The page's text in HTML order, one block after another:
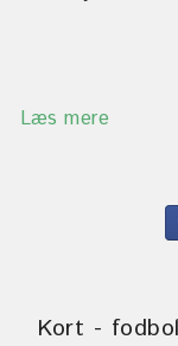
Læs mere
Kort -